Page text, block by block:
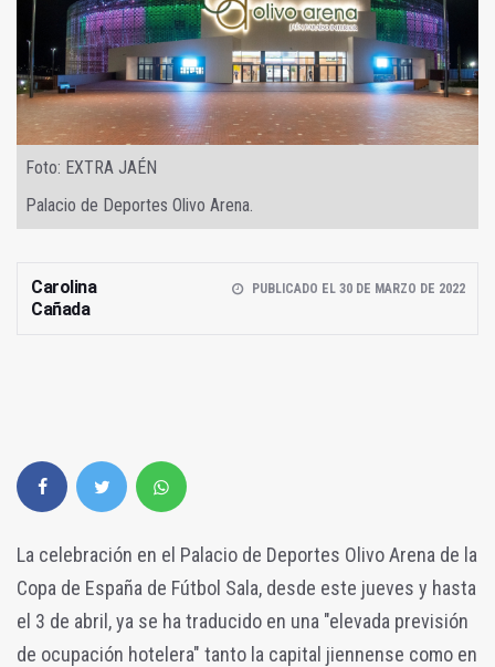
Foto: EXTRA JAÉN
Palacio de Deportes Olivo Arena.
Carolina
Cañada
PUBLICADO EL 30 DE MARZO DE 2022
La celebración en el Palacio de Deportes Olivo Arena de la
Copa de España de Fútbol Sala, desde este jueves y hasta
el 3 de abril, ya se ha traducido en una "elevada previsión
de ocupación hotelera" tanto la capital jiennense como en